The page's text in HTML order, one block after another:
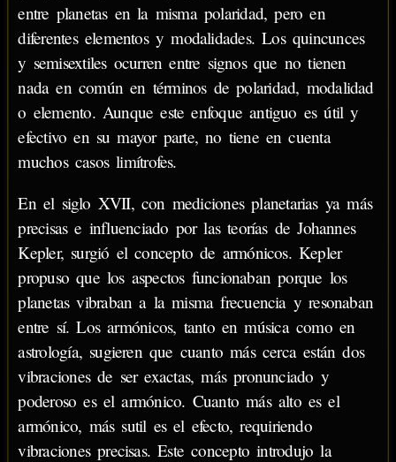
entre planetas en la misma polaridad, pero en
diferentes elementos y modalidades. Los quincunces
y semisextiles ocurren entre signos que no tienen
nada en común en términos de polaridad, modalidad
o elemento. Aunque este enfoque antiguo es útil y
efectivo en su mayor parte, no tiene en cuenta
muchos casos limítrofes.
En el siglo XVII, con mediciones planetarias ya más
precisas e influenciado por las teorías de Johannes
Kepler, surgió el concepto de armónicos. Kepler
propuso que los aspectos funcionaban porque los
planetas vibraban a la misma frecuencia y resonaban
entre sí. Los armónicos, tanto en música como en
astrología, sugieren que cuanto más cerca están dos
vibraciones de ser exactas, más pronunciado y
poderoso es el armónico. Cuanto más alto es el
armónico, más sutil es el efecto, requiriendo
vibraciones precisas. Este concepto introdujo la